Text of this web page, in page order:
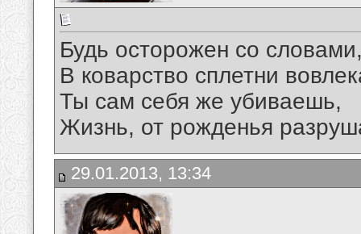
Будь осторожен со
В коварство сплетни
Ты сам себя же убиваешь,
Жизнь, от рожденья
29.01.2013, 13:34